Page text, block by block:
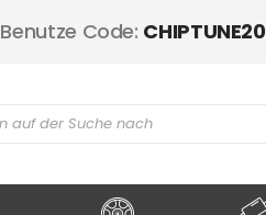
Benutze Code: CHIPTUNE20